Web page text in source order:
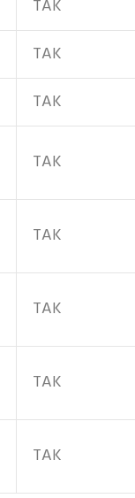
TAK
TAK
TAK
TAK
TAK
TAK
TAK
TAK